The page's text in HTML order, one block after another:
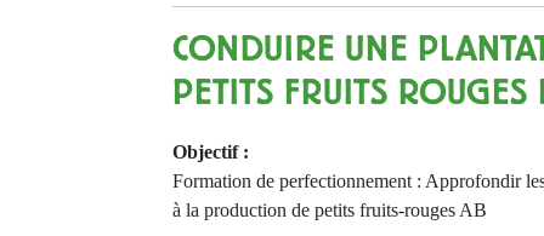
CONDUIRE UNE
PETITS FRUITS ROUGES
Objectif :
Formation de perfectionnement : Approfondir
à la production de petits fruits-rouges AB